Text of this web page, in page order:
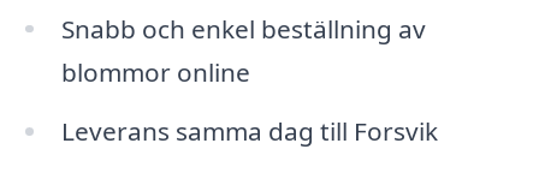
Snabb och enkel beställning av
blommor online
Leverans samma dag till Forsvik